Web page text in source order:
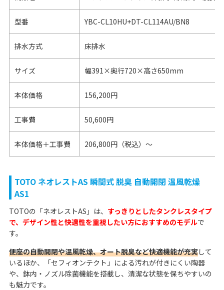
型番 YBC-CL10HU+DT-CL114AU/BN8
排水方式 床排水
サイズ 幅391×奥行720×高さ650mm
本体価格 156,200円
工事費 50,600円
本体価格＋工事費 206,800円（税込）～
TOTO ネオレストAS 瞬間式 脱臭 自動開閉 温風乾燥
AS1
TOTOの「ネオレストAS」は、 すっきりとしたタンクレスタイプ
で、デザイン性と快適性を重視したい方におすすめのモデルで
す。
便座の自動開閉や温風乾燥、オート脱臭など快適機能が充実して
いるほか、「セフィオンテクト」による汚れが付きにくい陶器
や、鉢内・ノズル除菌機能を搭載し、清潔な状態を保ちやすいの
も魅力です。